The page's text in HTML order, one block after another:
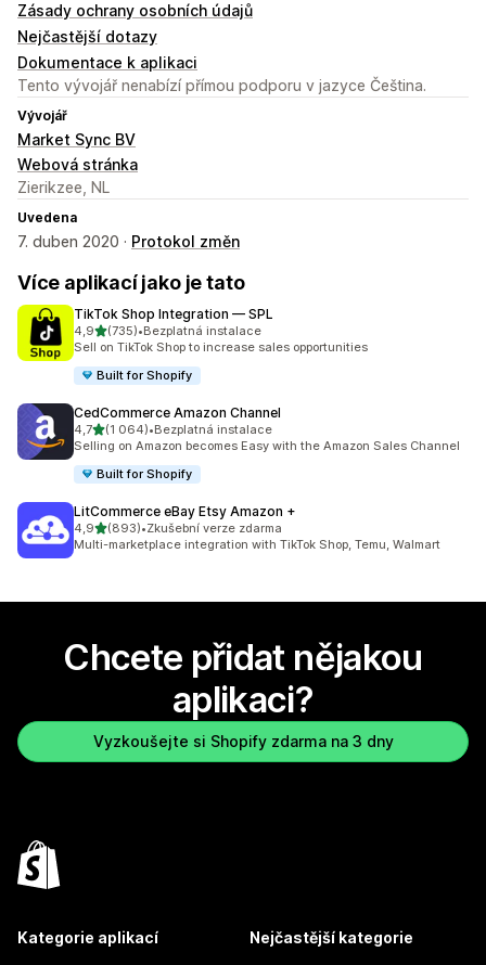
Zásady ochrany osobních údajů
Nejčastější dotazy
Dokumentace k aplikaci
Tento vývojář nenabízí přímou podporu v jazyce Čeština.
Vývojář
Market Sync BV
Webová stránka
Zierikzee, NL
Uvedena
7. duben 2020 · Protokol změn
Více aplikací jako je tato
TikTok Shop Integration — SPL
4,9z 5 hvězd
(735)
Celkový počet recenzí: 735
•Bezplatná instalace
Sell on TikTok Shop to increase sales opportunities
Built for Shopify
CedCommerce Amazon Channel
4,7z 5 hvězd
(1 064)
Celkový počet recenzí: 1064
•Bezplatná instalace
Selling on Amazon becomes Easy with the Amazon Sales Channel
Built for Shopify
LitCommerce eBay Etsy Amazon +
4,9z 5 hvězd
(893)
Celkový počet recenzí: 893
•Zkušební verze zdarma
Multi-marketplace integration with TikTok Shop, Temu, Walmart
Chcete přidat nějakou
aplikaci?
Vyzkoušejte si Shopify zdarma na 3 dny
Kategorie aplikací Nejčastější kategorie